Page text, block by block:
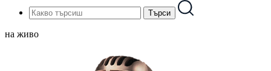
на живо